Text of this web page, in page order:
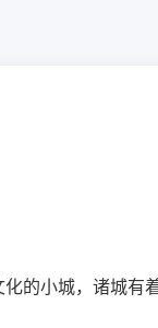
的小城，诸城有